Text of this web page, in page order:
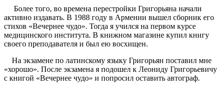
Более того, во времена перестройки Григорьяна начали
активно издавать. В 1988 году в Армении вышел сборник его
стихов «Вечернее чудо». Тогда я учился на первом курсе
медицинского института. В книжном магазине купил книгу
своего преподавателя и был ею восхищен.
На экзамене по латинскому языку Григорьян поставил мне
«хорошо». После экзамена я подошел к Леониду Григорьевичу
с книгой «Вечернее чудо» и попросил оставить автограф.